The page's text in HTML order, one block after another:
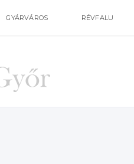
GYÁRVÁROS RÉVFALU